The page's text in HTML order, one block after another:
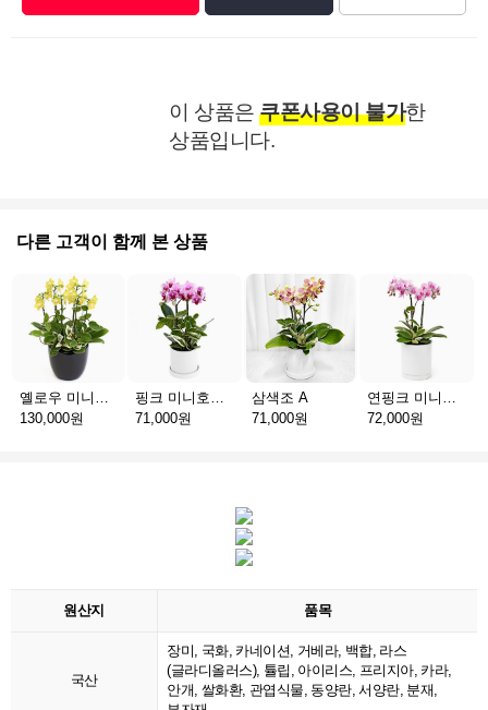
이 상품은 쿠폰사용이 불가한
상품입니다.
다른 고객이 함께 본 상품
옐로우 미니호접 C
130,000원
핑크 미니호접 A
71,000원
삼색조 A
71,000원
연핑크 미니호접 A
72,000원
원산지 품목
국산
장미, 국화, 카네이션, 거베라, 백합, 라스
(글라디올러스), 튤립, 아이리스, 프리지아, 카라,
안개, 쌀화환, 관엽식물, 동양란, 서양란, 분재,